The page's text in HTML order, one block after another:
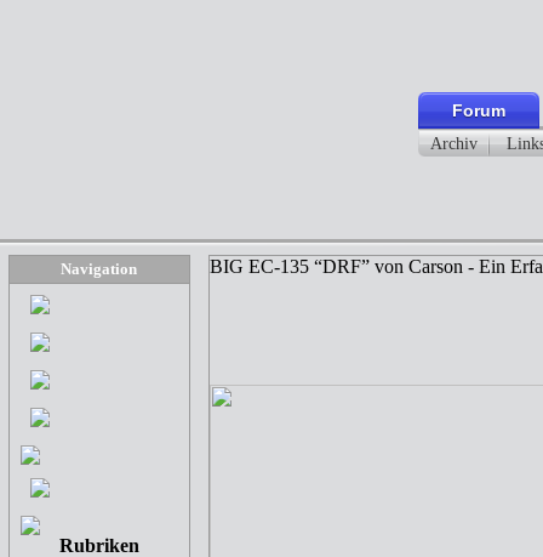
Forum
Archiv
Navigation
Rubriken
BIG EC-135 “DRF” von Carson - Ein